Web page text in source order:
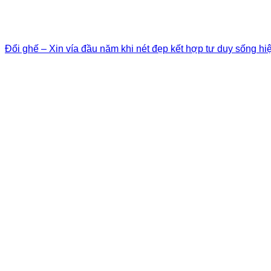
Đổi ghế – Xin vía đầu năm khi nét đẹp kết hợp tư duy sống